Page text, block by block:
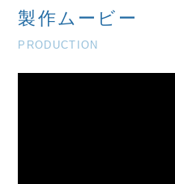
製作ムービー
PRODUCTION